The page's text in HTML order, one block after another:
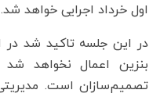
اول خرداد اجرایی خواهد شد.
در این جلسه تاکید شد
بنزین اعمال نخواهد
تصمیم‌سازان است.